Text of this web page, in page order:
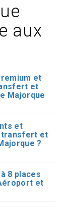
aux
et
et
Majorque
et
transfert et
?
8 places
et